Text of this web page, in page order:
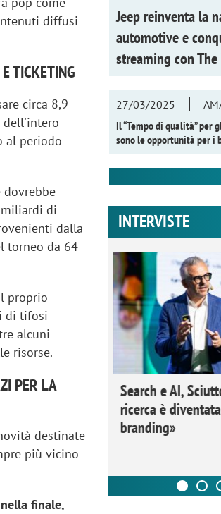
diffusi
TICKETING
circa 8,9
dell'intero
al periodo
di
dalla
torneo da 64
proprio
di tifosi
alcuni
risorse.
PER LA
destinate
più vicino
finale,
Jeep reinventa la
automotive e
streaming con
27/03/2025
Il “Tempo di qualità” per
sono le opportunità per i
INTERVISTE
Ipsos
e
Search e AI,
ricerca è
branding»